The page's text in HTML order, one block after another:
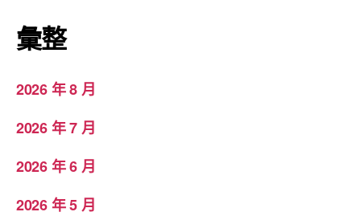
彙整
2026 年 8 月
2026 年 7 月
2026 年 6 月
2026 年 5 月